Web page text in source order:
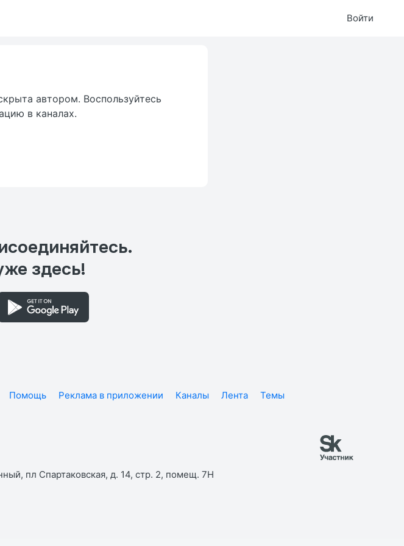
Войти
автором. Воспользуйтесь
в каналах.
здесь!
Помощь Реклама в приложении Каналы Лента
Темы
пл Спартаковская, д. 14, стр. 2, помещ. 7Н